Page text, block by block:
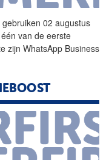
gebruiken 02 augustus
van de eerste
zijn WhatsApp Business